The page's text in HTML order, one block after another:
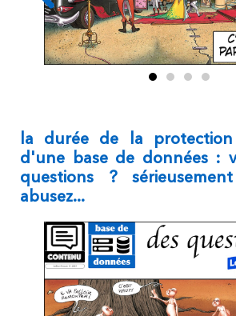
la durée de la
d'une base de données :
questions ?
abusez...